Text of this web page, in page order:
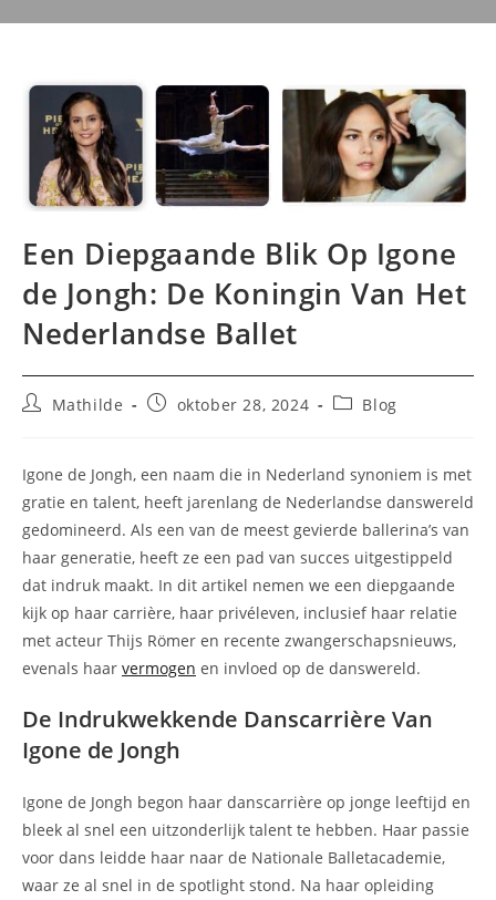
Een Diepgaande Blik Op Igone
de Jongh: De Koningin Van Het
Nederlandse Ballet
BerichtMathilde
Berichtoktober 28, 2024 Berichtcategorie:
Blog
Igone de Jongh, een naam die in Nederland synoniem is met
gratie en talent, heeft jarenlang de Nederlandse danswereld
gedomineerd. Als een van de meest gevierde ballerina’s van
haar generatie, heeft ze een pad van succes uitgestippeld
dat indruk maakt. In dit artikel nemen we een diepgaande
kijk op haar carrière, haar privéleven, inclusief haar relatie
met acteur Thijs Römer en recente zwangerschapsnieuws,
evenals haar vermogen en invloed op de danswereld.
De Indrukwekkende Danscarrière Van
Igone de Jongh
Igone de Jongh begon haar danscarrière op jonge leeftijd en
bleek al snel een uitzonderlijk talent te hebben. Haar passie
voor dans leidde haar naar de Nationale Balletacademie,
waar ze al snel in de spotlight stond. Na haar opleiding